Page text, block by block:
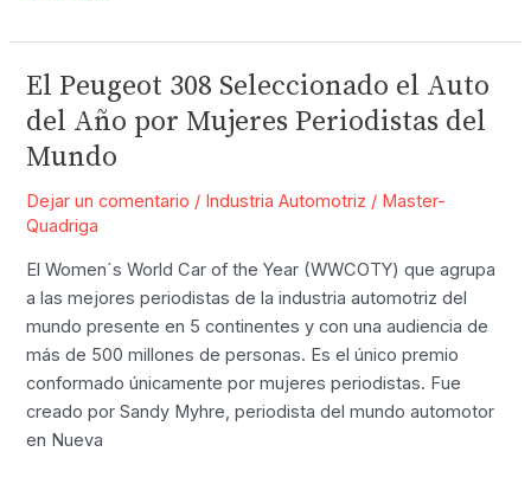
de
los
Autos
Eléctricos
en
El Peugeot 308 Seleccionado el Auto
del Año por Mujeres Periodistas del
Mundo
Dejar un comentario / Industria Automotriz / Master-
Quadriga
El Women´s World Car of the Year (WWCOTY) que agrupa
a las mejores periodistas de la industria automotriz del
mundo presente en 5 continentes y con una audiencia de
más de 500 millones de personas. Es el único premio
conformado únicamente por mujeres periodistas. Fue
creado por Sandy Myhre, periodista del mundo automotor
en Nueva